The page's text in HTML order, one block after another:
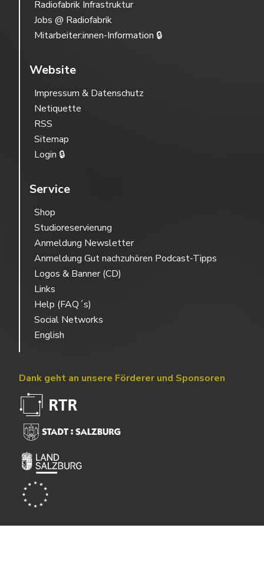
Radiofabrik Infrastruktur
Jobs @ Radiofabrik
Mitarbeiter:innen-Information 🔒
Website
Impressum & Datenschutz
Netiquette
RSS
Sitemap
Login 🔒
Service
Shop
Studioreservierung
Anmeldung Newsletter
Anmeldung Gut nachzuhören Podcast-Tipps
Logos & Banner (CD)
Links
Help (FAQ´s)
Social Networks
English
Dank geht an unsere Förderer und Sponsoren